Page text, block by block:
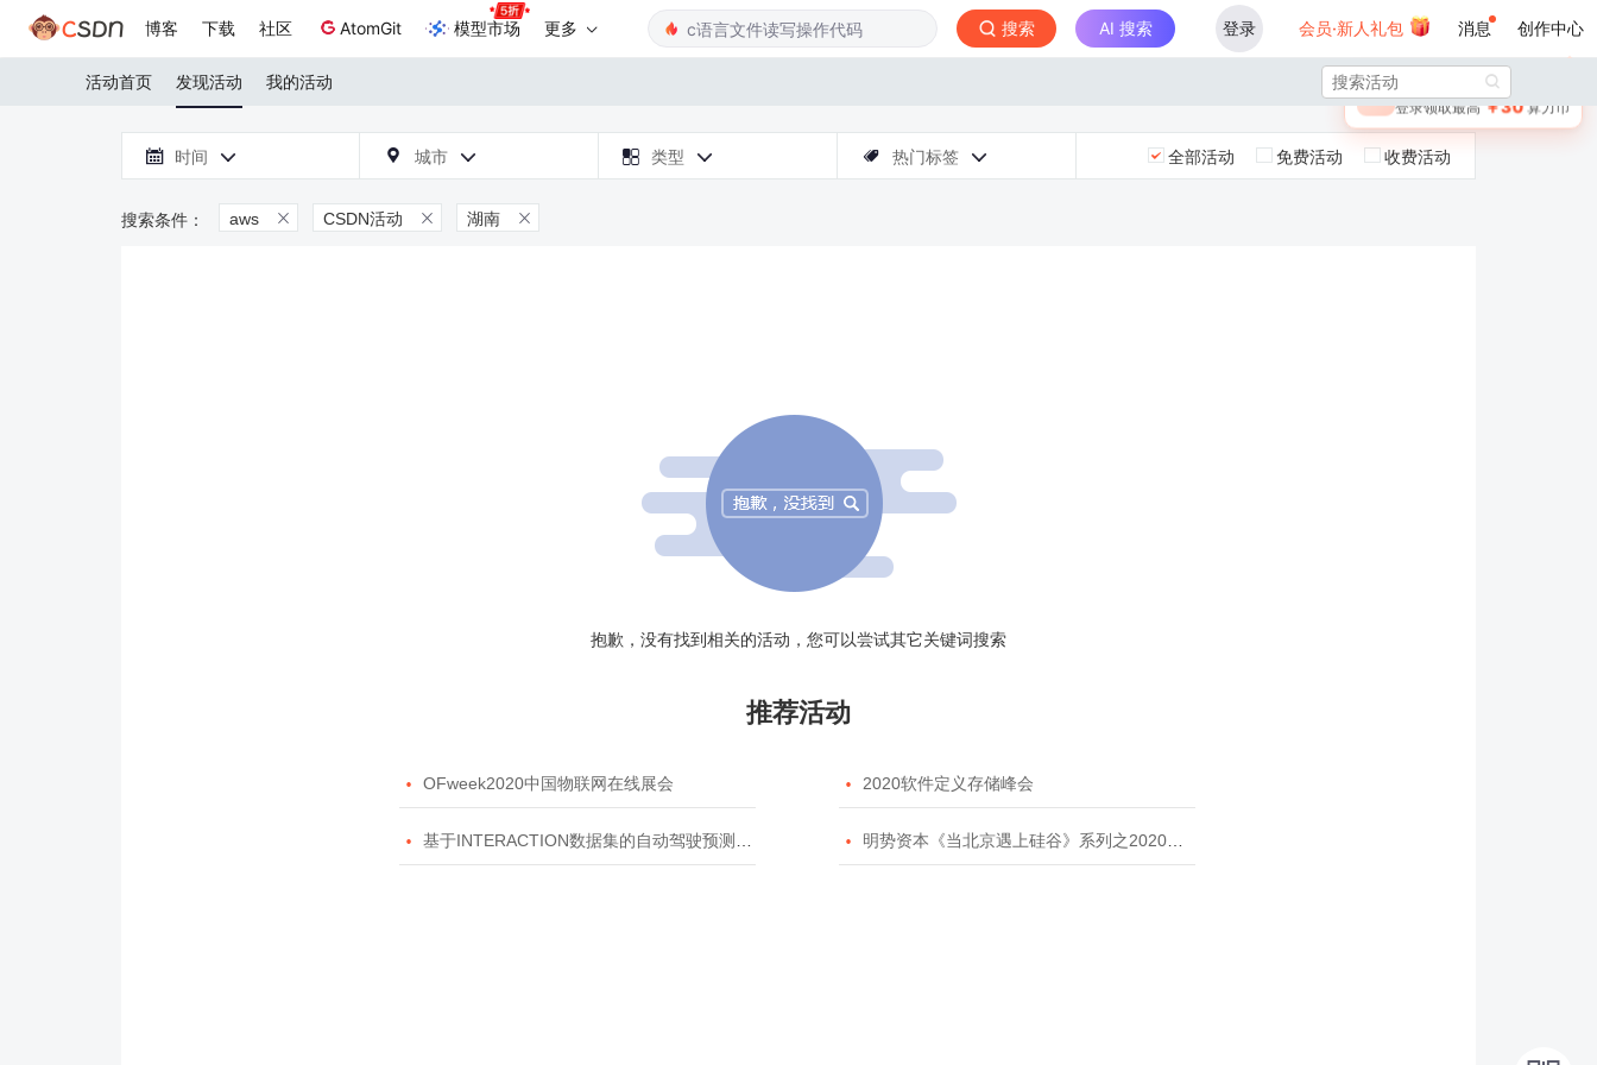
博客 下载 社区 AtomGit 模型市场 更多 搜索 AI 搜索 登录 会员·新人礼包 消息 创作中心
🎁 未登录
登录领取最高￥30算力币
活动首页 发现活动 我的活动 
 时间   城市   类型   热门标签  全部活动 免费活动 收费活动
aws  CSDN活动  湖南 
抱歉，没有找到相关的活动，您可以尝试其它关键词搜索
推荐活动
 OFweek2020中国物联网在线展会  2020软件定义存储峰会
 基于INTERACTION数据集的自动驾驶预测模型挑战赛  明势资本《当北京遇上硅谷》系列之2020年度开源峰会